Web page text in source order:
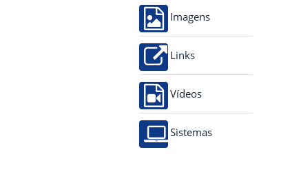
Imagens
Links
Vídeos
Sistemas